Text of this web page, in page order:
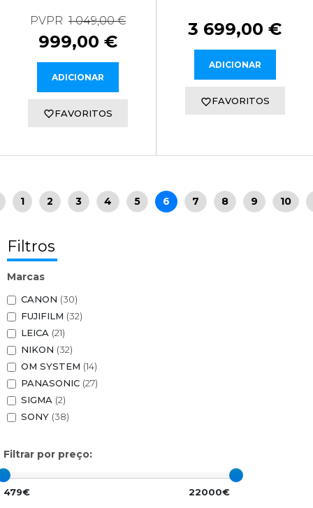
Filtros
Marcas
CANON (30)
FUJIFILM (32)
LEICA (21)
NIKON (32)
OM SYSTEM (14)
PANASONIC (27)
SIGMA (2)
SONY (38)
Filtrar por preço:
479€ 22000€
PVPR 1 049,00 €
999,00 €
ADICIONAR
FAVORITOS
3 699,00 €
ADICIONAR
FAVORITOS
1 2 3 4 5 6 7 8 9 10